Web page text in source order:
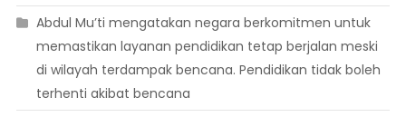
Abdul Mu’ti mengatakan negara berkomitmen untuk
memastikan layanan pendidikan tetap berjalan meski
di wilayah terdampak bencana. Pendidikan tidak boleh
terhenti akibat bencana